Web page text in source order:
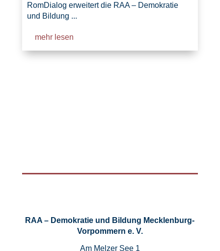
RomDialog erweitert die RAA – Demokratie
und Bildung ...
mehr lesen
RAA – Demokratie und Bildung Mecklenburg-
Vorpommern e. V.
Am Melzer See 1